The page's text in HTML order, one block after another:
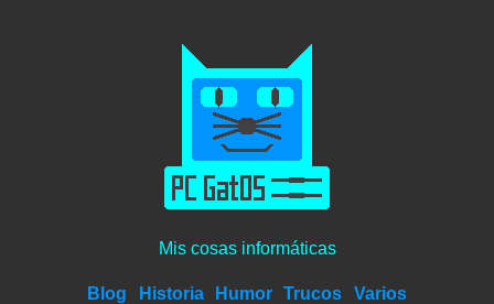
Mis cosas informáticas
Blog Historia Humor Trucos
Varios